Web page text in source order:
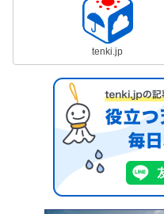
tenki.jp